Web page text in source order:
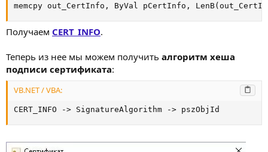
memcpy out_CertInfo, ByVal pCertInfo,
Получаем CERT_INFO.
Теперь из нее мы можем получить алгоритм хеша
подписи сертификата:
VB.NET / VBA:
CERT_INFO -> SignatureAlgorithm -> pszObjId